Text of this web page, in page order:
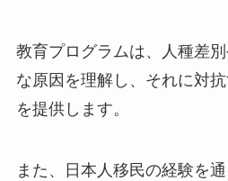
教育プログラムは、人種差
な原因を理解し、それに対
を提供します。
また、日本人移民の経験を